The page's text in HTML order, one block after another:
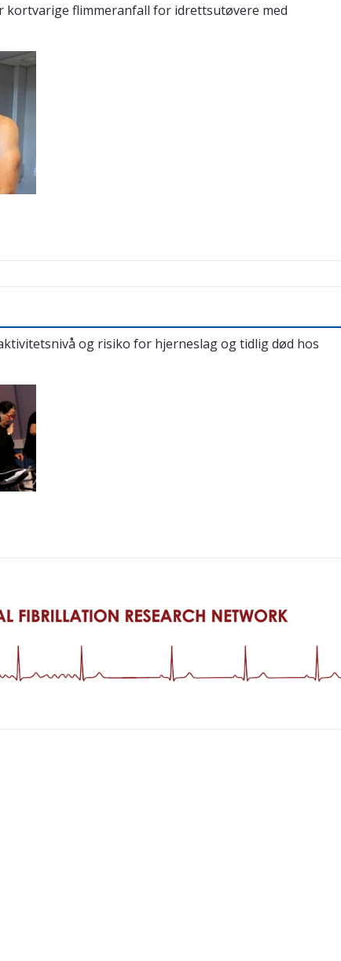
flimmeranfall for idrettsutøvere med
og risiko for hjerneslag og tidlig død hos